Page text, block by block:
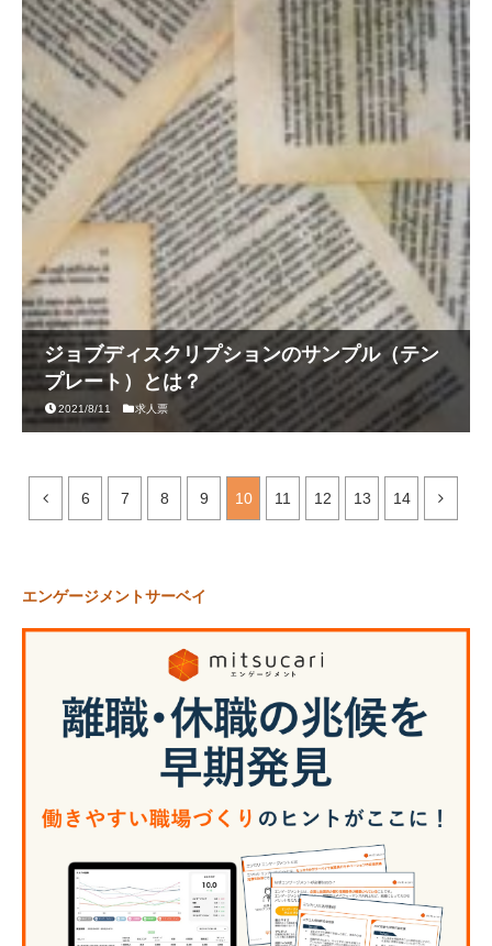
ジョブディスクリプションのサンプル（テン
プレート）とは？
2021/8/11 求人票
6 7 8 9 10 11 12 13 14
エンゲージメントサーベイ